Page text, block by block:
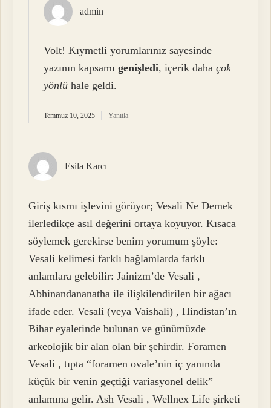
admin
Volt! Kıymetli yorumlarınız sayesinde
yazının kapsamıgenişledi, içerik dahaçok
yönlü hale geldi.
Temmuz 10, 2025 Yanıtla
Esila Karcı
Giriş kısmı işlevini görüyor; Vesali Ne Demek
ilerledikçe asıl değerini ortaya koyuyor. Kısaca
söylemek gerekirse benim yorumum şöyle:
Vesali kelimesi farklı bağlamlarda farklı
anlamlara gelebilir: Jainizm’de Vesali ,
Abhinandananātha ile ilişkilendirilen bir ağacı
ifade eder. Vesali (veya Vaishali) , Hindistan’ın
Bihar eyaletinde bulunan ve günümüzde
arkeolojik bir alan olan bir şehirdir. Foramen
Vesali , tıpta “foramen ovale’nin iç yanında
küçük bir venin geçtiği variasyonel delik”
anlamına gelir. Ash Vesali , Wellnex Life şirketi